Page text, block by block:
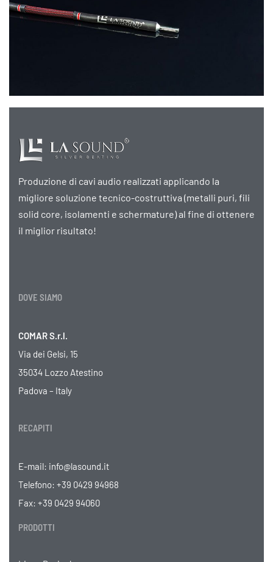
Produzione di cavi audio realizzati applicando la
migliore soluzione tecnico-costruttiva (metalli puri, fili
solid core, isolamenti e schermature) al fine di ottenere
il miglior risultato!
DOVE SIAMO
COMAR S.r.l.
Via dei Gelsi, 15
35034 Lozzo Atestino
Padova – Italy
RECAPITI
E-mail: info@lasound.it
Telefono: +39 0429 94968
Fax: +39 0429 94060
PRODOTTI